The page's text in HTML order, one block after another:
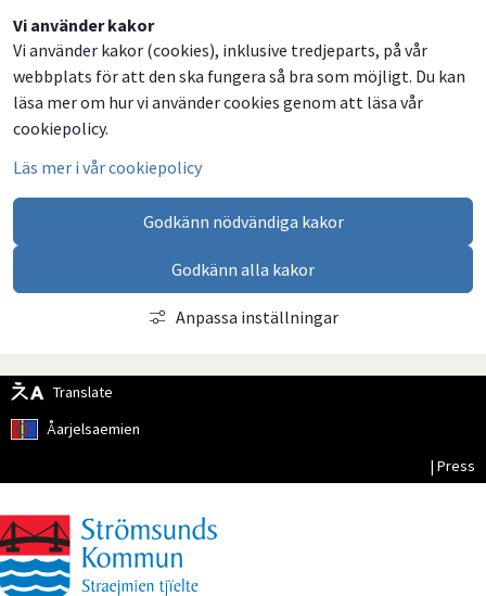
Vi använder kakor
Vi använder kakor (cookies), inklusive tredjeparts, på vår
webbplats för att den ska fungera så bra som möjligt. Du kan
läsa mer om hur vi använder cookies genom att läsa vår
cookiepolicy.
Läs mer i vår cookiepolicy
Godkänn nödvändiga kakor
Godkänn alla kakor
Anpassa inställningar
Translate
Åarjelsaemien
| Press
Dela
på
Facebook
Dela
på
Twitter
Dela
på
LinkedIn
Dela
via
email